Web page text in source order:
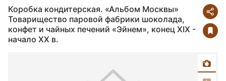
Коробка кондитерская. «Альбом Москвы»
Товарищество паровой фабрики шоколада,
конфет и чайных печений «Эйнем», конец XIX -
начало XX в.